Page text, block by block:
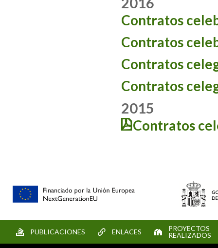
Contratos
Contratos
Contratos
Contratos
2015
Contratos
PUBLICACIONES ENLACES
PROYECTOS
REALIZADOS